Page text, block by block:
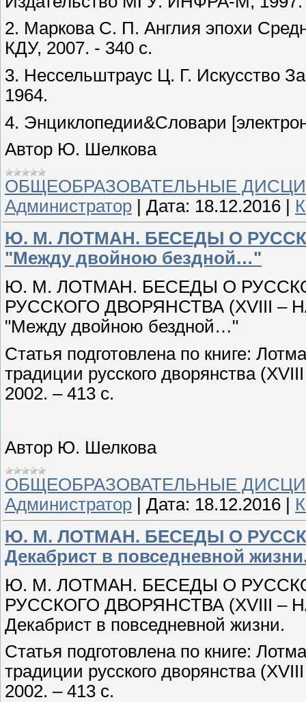
2. Маркова С. П. Англия эпохи
КДУ, 2007. - 340 с.
3. Нессельштраус Ц. Г. Искусство
1964.
4. Энциклопедии&Словари
Автор Ю. Шелкова
ОБЩЕОБРАЗОВАТЕЛЬНЫЕ
Администратор
Дата: 18.12.2016
Ю. М. ЛОТМАН. БЕСЕДЫ О
"Между двойною бездной…"
Ю. М. ЛОТМАН. БЕСЕДЫ О
РУССКОГО ДВОРЯНСТВА (XVIII –
"Между двойною бездной…"
Статья подготовлена по книге:
традиции русского дворянства
2002. – 413 с.
Автор Ю. Шелкова
ОБЩЕОБРАЗОВАТЕЛЬНЫЕ
Администратор | Дата: 18.12.2016 |
Ю. М. ЛОТМАН. БЕСЕДЫ О
Декабрист в повседневной
Ю. М. ЛОТМАН. БЕСЕДЫ О
РУССКОГО ДВОРЯНСТВА (XVIII –
Декабрист в повседневной жизни.
Статья подготовлена по книге:
традиции русского дворянства
2002. – 413 с.